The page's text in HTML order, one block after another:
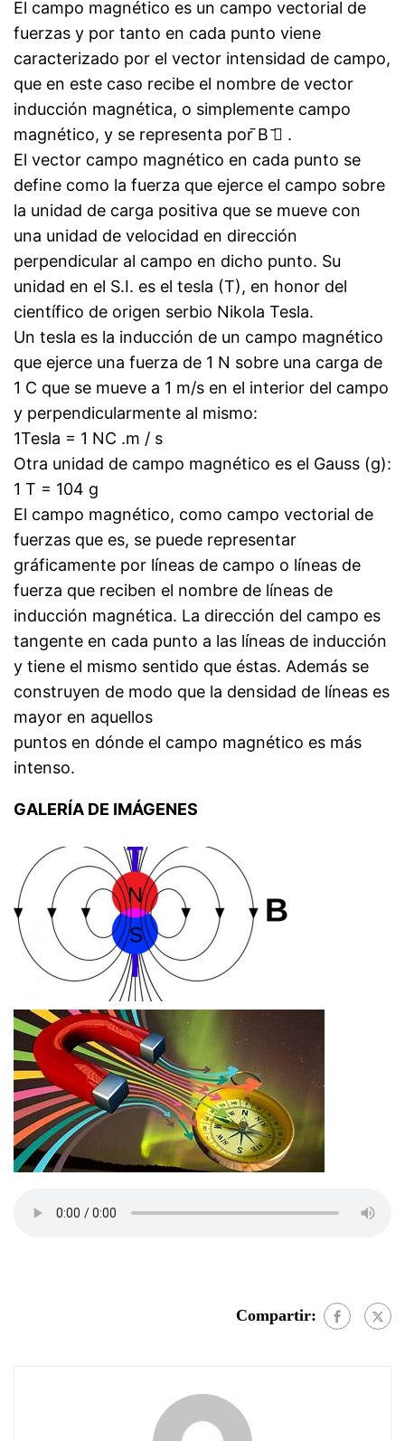
El campo magnético es un campo vectorial de
fuerzas y por tanto en cada punto viene
caracterizado por el vector intensidad de campo,
que en este caso recibe el nombre de vector
inducción magnética, o simplemente campo
magnético, y se representa por ̄B ̄⃗ .
El vector campo magnético en cada punto se
define como la fuerza que ejerce el campo sobre
la unidad de carga positiva que se mueve con
una unidad de velocidad en dirección
perpendicular al campo en dicho punto. Su
unidad en el S.I. es el tesla (T), en honor del
científico de origen serbio Nikola Tesla.
Un tesla es la inducción de un campo magnético
que ejerce una fuerza de 1 N sobre una carga de
1 C que se mueve a 1 m/s en el interior del campo
y perpendicularmente al mismo:
1Tesla = 1 NC .m / s
Otra unidad de campo magnético es el Gauss (g):
1 T = 104 g
El campo magnético, como campo vectorial de
fuerzas que es, se puede representar
gráficamente por líneas de campo o líneas de
fuerza que reciben el nombre de líneas de
inducción magnética. La dirección del campo es
tangente en cada punto a las líneas de inducción
y tiene el mismo sentido que éstas. Además se
construyen de modo que la densidad de líneas es
mayor en aquellos
puntos en dónde el campo magnético es más
intenso.
GALERÍA DE IMÁGENES
Compartir: